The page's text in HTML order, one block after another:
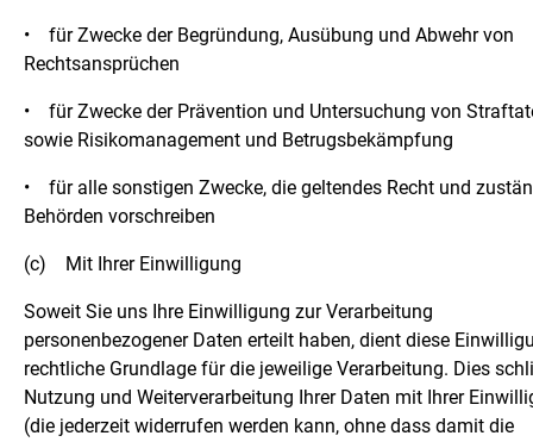
•
für Zwecke der Begründung, Ausübung und Abwehr von
Rechtsansprüchen
•
für Zwecke der Prävention und Untersuchung von
sowie Risikomanagement und Betrugsbekämpfung
•
für alle sonstigen Zwecke, die geltendes Recht und
Behörden vorschreiben
(c) Mit Ihrer Einwilligung
Soweit Sie uns Ihre Einwilligung zur Verarbeitung
personenbezogener Daten erteilt haben, dient diese
rechtliche Grundlage für die jeweilige Verarbeitung. Dies
Nutzung und Weiterverarbeitung Ihrer Daten mit Ihrer
(die jederzeit widerrufen werden kann, ohne dass damit die